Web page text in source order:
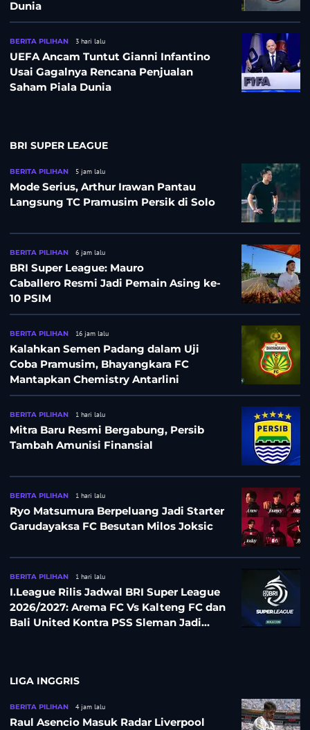
Dunia
BERITA PILIHAN 3 hari lalu
UEFA Ancam Tuntut Gianni Infantino
Usai Gagalnya Rencana Penjualan
Saham Piala Dunia
BRI SUPER LEAGUE
BERITA PILIHAN 5 jam lalu
Mode Serius, Arthur Irawan Pantau
Langsung TC Pramusim Persik di Solo
BERITA PILIHAN 6 jam lalu
BRI Super League: Mauro
Caballero Resmi Jadi Pemain Asing ke-
10 PSIM
BERITA PILIHAN 16 jam lalu
Kalahkan Semen Padang dalam Uji
Coba Pramusim, Bhayangkara FC
Mantapkan Chemistry Antarlini
BERITA PILIHAN 1 hari lalu
Mitra Baru Resmi Bergabung, Persib
Tambah Amunisi Finansial
BERITA PILIHAN 1 hari lalu
Ryo Matsumura Berpeluang Jadi Starter
Garudayaksa FC Besutan Milos Joksic
BERITA PILIHAN 1 hari lalu
I.League Rilis Jadwal BRI Super League
2026/2027: Arema FC Vs Kalteng FC dan
Bali United Kontra PSS Sleman Jadi
LIGA INGGRIS
BERITA PILIHAN 4 jam lalu
Raul Asencio Masuk Radar Liverpool